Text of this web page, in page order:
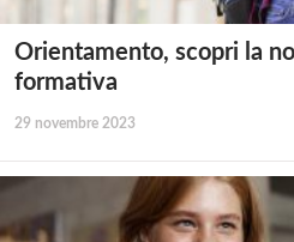
Orientamento, scopri la
formativa
29 novembre 2023